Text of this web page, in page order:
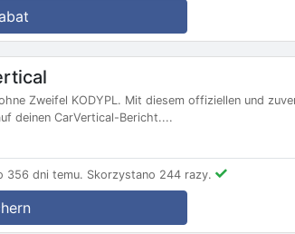
Zweifel KODYPL. Mit diesem offiziellen und
deinen CarVertical-Bericht....
356 dni temu. Skorzystano 244 razy.